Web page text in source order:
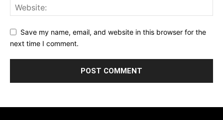
Save my name, email, and website in this browser for the
next time I comment.